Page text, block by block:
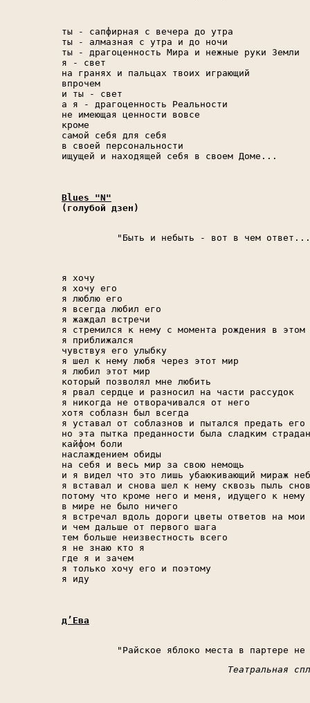
ты - сапфирная с вечера до утра
ты - алмазная с утра и до ночи
ты - драгоценность Мира и нежные руки Земли
я - свет
на гранях и пальцах твоих играющий
впрочем
и ты - свет
а я - драгоценность Реальности
не имеющая ценности вовсе
кроме
самой себя для себя
в своей персональности
ищущей и находящей себя в своем Доме...
Blues "N"
(голубой дзен)
"Быть и небыть - вот в чем
я хочу
я хочу его
я люблю его
я всегда любил его
я жаждал встречи
я стремился к нему с момента рождения в этом
я приближался
чувствуя его улыбку
я шел к нему любя через этот мир
я любил этот мир
который позволял мне любить
я рвал сердце и разносил на части рассудок
я никогда не отворачивался от него
хотя соблазн был всегда
я уставал от соблазнов и пытался предать его
но эта пытка преданности была сладким
кайфом боли
наслаждением обиды
на себя и весь мир за свою немощь
и я видел что это лишь убаюкивающий мираж
я вставал и снова шел к нему сквозь пыль
потому что кроме него и меня, идущего к нему
в мире не было ничего
я встречал вдоль дороги цветы ответов на мои
и чем дальше от первого шага
тем больше неизвестность всего
я не знаю кто я
где я и зачем
я только хочу его и поэтому
я иду
д’Ева
Театральная